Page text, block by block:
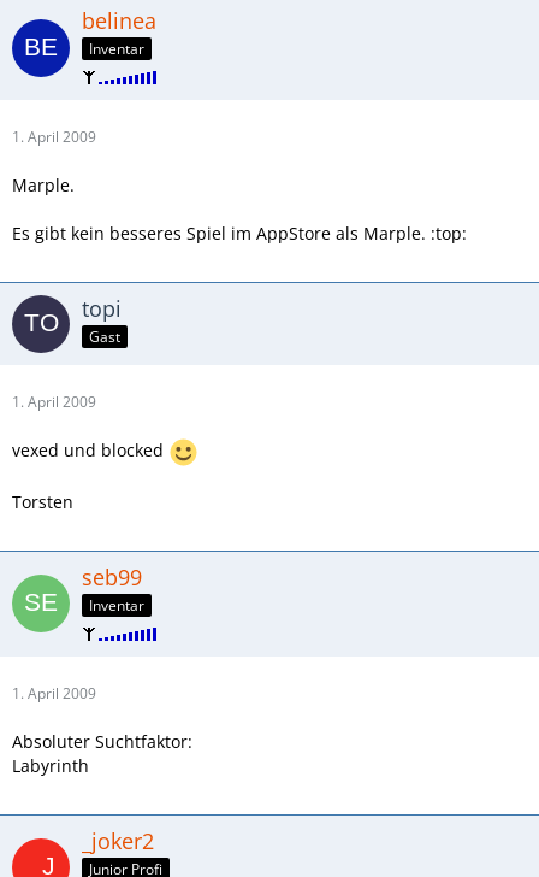
belinea
Inventar
1. April 2009
Marple.
Es gibt kein besseres Spiel im AppStore als Marple. :top:
topi
Gast
1. April 2009
vexed und blocked
Torsten
seb99
Inventar
1. April 2009
Absoluter Suchtfaktor:
Labyrinth
_joker2
Junior Profi